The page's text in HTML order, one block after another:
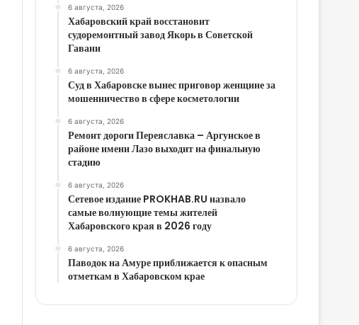
6 августа, 2026
Хабаровский край восстановит
судоремонтный завод Якорь в Советской
Гавани
6 августа, 2026
Суд в Хабаровске вынес приговор женщине за
мошенничество в сфере косметологии
6 августа, 2026
Ремонт дороги Переяславка – Аргунское в
районе имени Лазо выходит на финальную
стадию
6 августа, 2026
Сетевое издание PROKHAB.RU назвало
самые волнующие темы жителей
Хабаровского края в 2026 году
6 августа, 2026
Паводок на Амуре приближается к опасным
отметкам в Хабаровском крае